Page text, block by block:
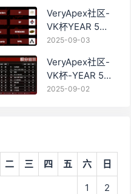
名积分：
VeryApex社区-
VK杯YEAR 5
PRO训练赛
如图:
2025-09-03
VeryApex社区-
VK杯-YEAR 5
PRO训练赛
2025-09-02
二 三 四 五 六 日
1 2